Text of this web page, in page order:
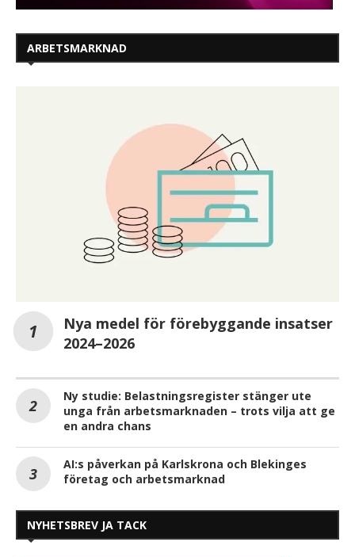
ARBETSMARKNAD
Nya medel för förebyggande insatser
2024–2026
Ny studie: Belastningsregister stänger ute
unga från arbetsmarknaden – trots vilja att ge
en andra chans
AI:s påverkan på Karlskrona och Blekinges
företag och arbetsmarknad
NYHETSBREV JA TACK